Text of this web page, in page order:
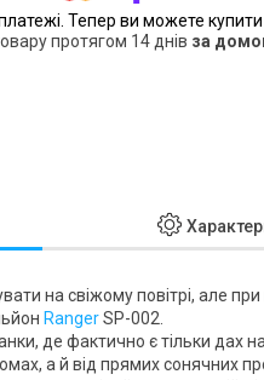
платежі. Тепер ви можете
протягом 14 днів за
на свіжому повітрі, але
RangerSP-002.
де фактично є тільки дах
а й від прямих сонячних